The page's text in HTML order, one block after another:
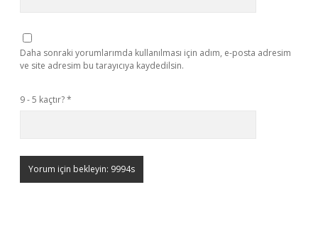
Daha sonraki yorumlarımda kullanılması için adım, e-posta adresim
ve site adresim bu tarayıcıya kaydedilsin.
9 - 5 kaçtır?*